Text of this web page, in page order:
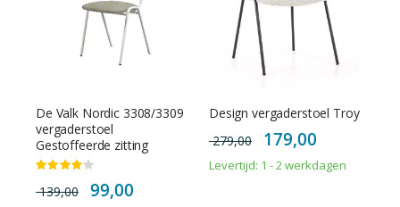
De Valk Nordic 3308/3309
vergaderstoel
Gestoffeerde zitting
Waardering:
139,00
Special
Price
99,00
Design vergaderstoel Troy
279,00
Special
Price
179,00
Levertijd: 1 - 2 werkdagen